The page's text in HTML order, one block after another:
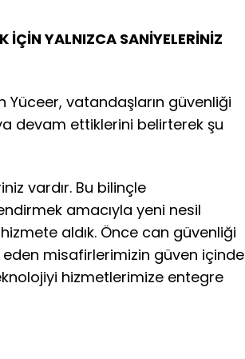
İÇİN YALNIZCA SANİYELERİNİZ
Yüceer, vatandaşların güvenliği
devam ettiklerini belirterek şu
vardır. Bu bilinçle
amacıyla yeni nesil
aldık. Önce can güvenliği
eden misafirlerimizin güven içinde
hizmetlerimize entegre